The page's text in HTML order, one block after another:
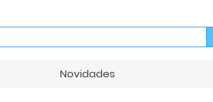
Novidades